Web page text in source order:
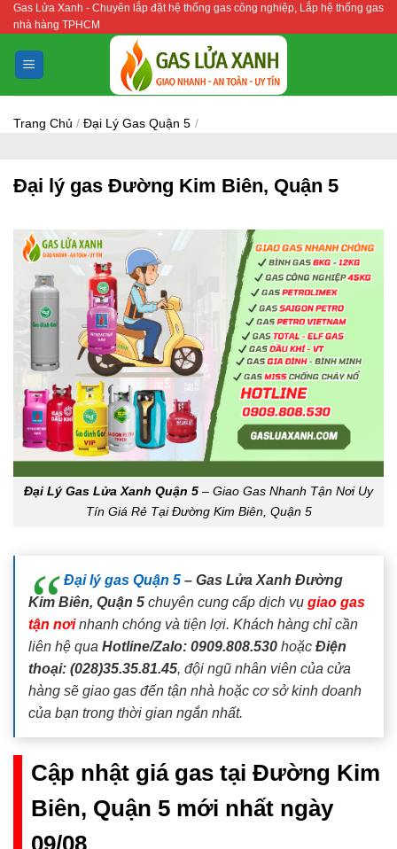
Bỏ
qua
nội
dung
Gas Lửa Xanh - Chuyên lắp đặt hệ thống gas công nghiệp, Lắp hệ thống gas
nhà hàng TPHCM
Trang Chủ / Đại Lý Gas Quận 5 /
Đại lý gas Đường Kim Biên, Quận 5
Đại Lý Gas Lửa Xanh Quận 5 – Giao Gas Nhanh Tận Nơi Uy
Tín Giá Rẻ Tại Đường Kim Biên, Quận 5
Đại lý gas Quận 5 – Gas Lửa Xanh Đường
Kim Biên, Quận 5 chuyên cung cấp dịch vụ giao gas
tận nơinhanh chóng và tiện lợi. Khách hàng chỉ cần
liên hệ qua Hotline/Zalo: 0909.808.530 hoặc Điện
thoại: (028)35.35.81.45, đội ngũ nhân viên của cửa
hàng sẽ giao gas đến tận nhà hoặc cơ sở kinh doanh
của bạn trong thời gian ngắn nhất.
Cập nhật giá gas tại Đường Kim
Biên, Quận 5 mới nhất ngày
09/08